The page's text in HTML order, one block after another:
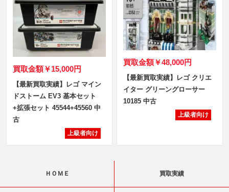
買取金額￥15,000円
【最新買取実績】レゴ マイン
ドストーム EV3 基本セット
+拡張セット 45544+45560 中
古
上級者向け
買取金額￥48,000円
【最新買取実績】レゴ クリエ
イター グリーングローサー
10185 中古
上級者向け
ＨＯＭＥ 買取実績